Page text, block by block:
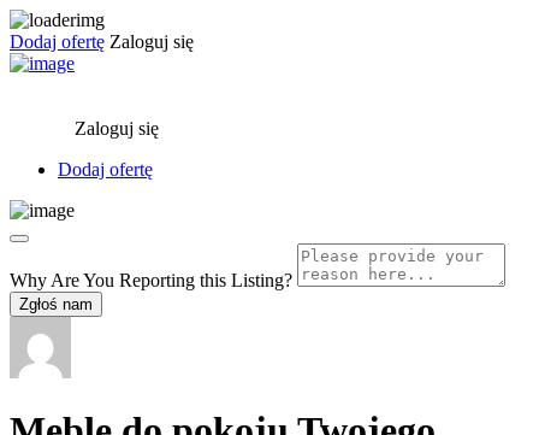
Dodaj ofertę Zaloguj się
Zaloguj się
Dodaj ofertę
Why Are You Reporting this Listing?
Zgłoś nam